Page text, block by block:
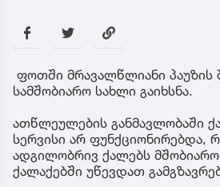
ფოთში მრავალწლიანი პაუზის
სამშობიარო სახლი გაიხსნა.
ათწლეულების განმავლობაში
სერვისი არ ფუნქციონირებდა,
ადგილობრივ ქალებს
ქალაქებში უწევდათ